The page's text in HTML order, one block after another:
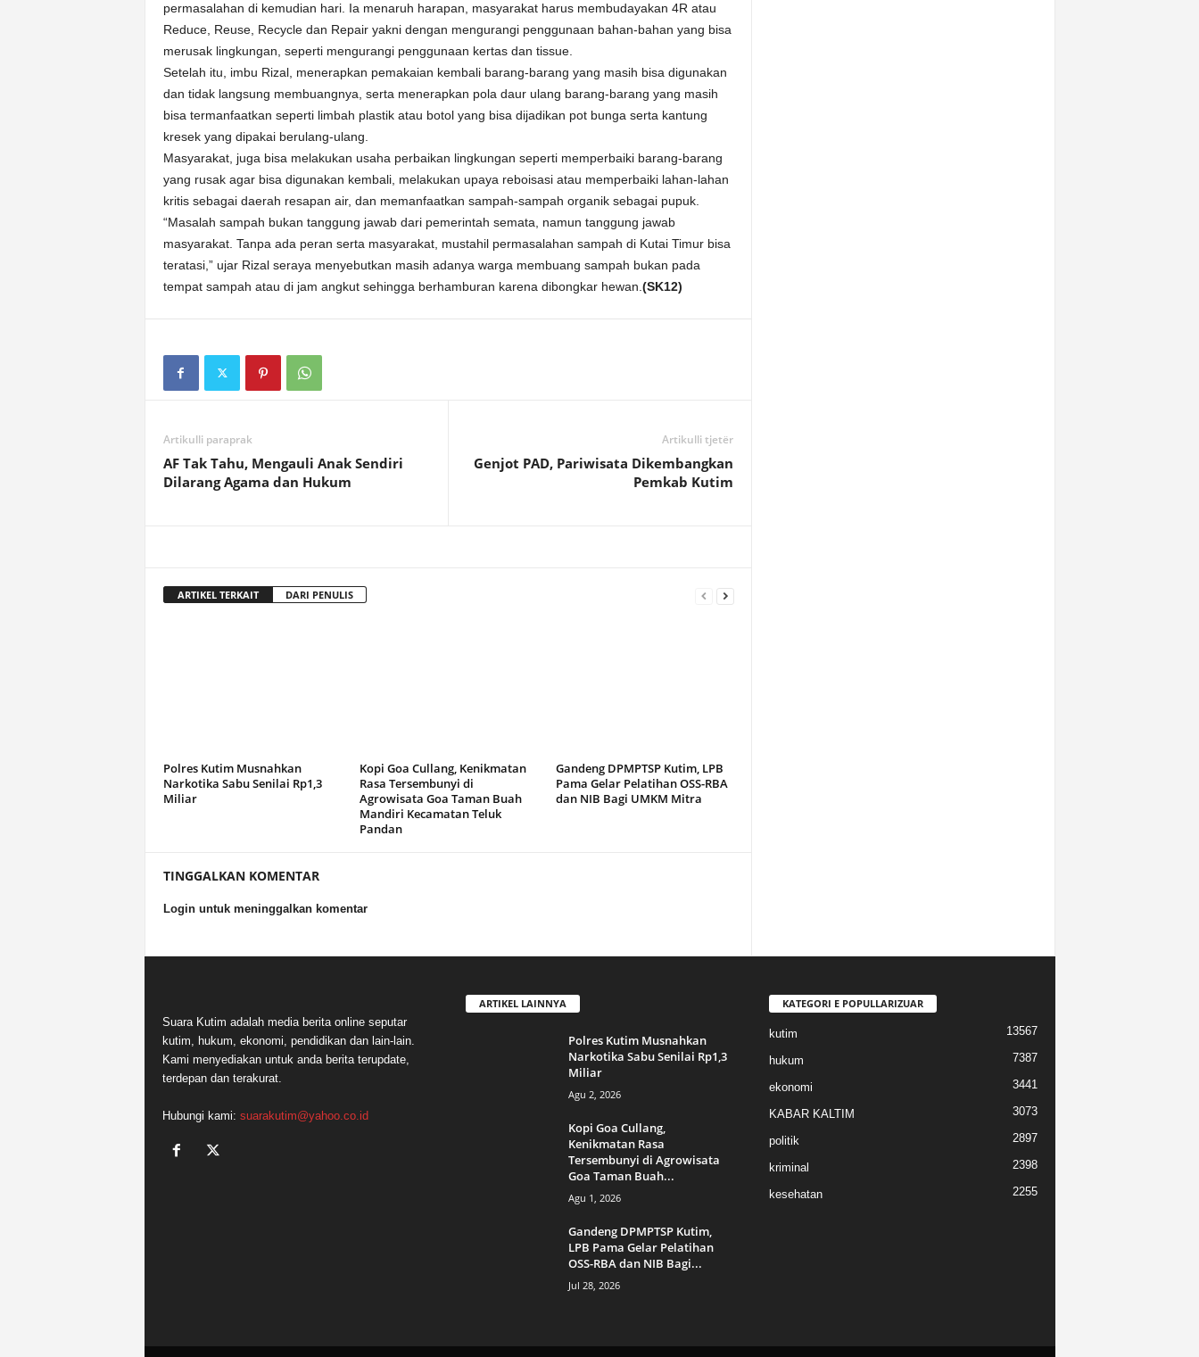
permasalahan di kemudian hari. Ia menaruh harapan, masyarakat harus membudayakan 4R atau
Reduce, Reuse, Recycle dan Repair yakni dengan mengurangi penggunaan bahan-bahan yang bisa
merusak lingkungan, seperti mengurangi penggunaan kertas dan tissue.
Setelah itu, imbu Rizal, menerapkan pemakaian kembali barang-barang yang masih bisa digunakan
dan tidak langsung membuangnya, serta menerapkan pola daur ulang barang-barang yang masih
bisa termanfaatkan seperti limbah plastik atau botol yang bisa dijadikan pot bunga serta kantung
kresek yang dipakai berulang-ulang.
Masyarakat, juga bisa melakukan usaha perbaikan lingkungan seperti memperbaiki barang-barang
yang rusak agar bisa digunakan kembali, melakukan upaya reboisasi atau memperbaiki lahan-lahan
kritis sebagai daerah resapan air, dan memanfaatkan sampah-sampah organik sebagai pupuk.
“Masalah sampah bukan tanggung jawab dari pemerintah semata, namun tanggung jawab
masyarakat. Tanpa ada peran serta masyarakat, mustahil permasalahan sampah di Kutai Timur bisa
teratasi,” ujar Rizal seraya menyebutkan masih adanya warga membuang sampah bukan pada
tempat sampah atau di jam angkut sehingga berhamburan karena dibongkar hewan. (SK12)
Artikulli paraprak
AF Tak Tahu, Mengauli Anak Sendiri
Dilarang Agama dan Hukum
Artikulli tjetër
Genjot PAD, Pariwisata Dikembangkan
Pemkab Kutim
ARTIKEL TERKAIT DARI PENULIS
Polres Kutim Musnahkan
Narkotika Sabu Senilai Rp1,3
Miliar
Kopi Goa Cullang, Kenikmatan
Rasa Tersembunyi di
Agrowisata Goa Taman Buah
Mandiri Kecamatan Teluk
Pandan
Gandeng DPMPTSP Kutim, LPB
Pama Gelar Pelatihan OSS-RBA
dan NIB Bagi UMKM Mitra
TINGGALKAN KOMENTAR
Login untuk meninggalkan komentar
Suara Kutim adalah media berita online seputar
kutim, hukum, ekonomi, pendidikan dan lain-lain.
Kami menyediakan untuk anda berita terupdate,
terdepan dan terakurat.
Hubungi kami: suarakutim@yahoo.co.id
ARTIKEL LAINNYA
Polres Kutim Musnahkan
Narkotika Sabu Senilai Rp1,3
Miliar
Agu 2, 2026
Kopi Goa Cullang,
Kenikmatan Rasa
Tersembunyi di Agrowisata
Goa Taman Buah...
Agu 1, 2026
Gandeng DPMPTSP Kutim,
LPB Pama Gelar Pelatihan
OSS-RBA dan NIB Bagi...
Jul 28, 2026
KATEGORI E POPULLARIZUAR
kutim 13567
hukum 7387
ekonomi 3441
KABAR KALTIM 3073
politik 2897
kriminal 2398
kesehatan 2255